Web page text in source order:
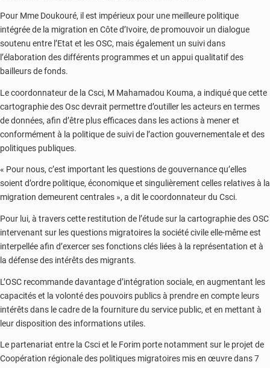
Pour Mme Doukouré, il est impérieux pour une meilleure politique
intégrée de la migration en Côte d’Ivoire, de promouvoir un dialogue
soutenu entre l’Etat et les OSC, mais également un suivi dans
l’élaboration des différents programmes et un appui qualitatif des
bailleurs de fonds.
Le coordonnateur de la Csci, M Mahamadou Kouma, a indiqué que cette
cartographie des Osc devrait permettre d’outiller les acteurs en termes
de données, afin d’être plus efficaces dans les actions à mener et
conformément à la politique de suivi de l’action gouvernementale et des
politiques publiques.
« Pour nous, c’est important les questions de gouvernance qu’elles
soient d’ordre politique, économique et singulièrement celles relatives à la
migration demeurent centrales », a dit le coordonnateur du Csci.
Pour lui, à travers cette restitution de l’étude sur la cartographie des OSC
intervenant sur les questions migratoires la société civile elle-même est
interpellée afin d’exercer ses fonctions clés liées à la représentation et à
la défense des intérêts des migrants.
L’OSC recommande davantage d’intégration sociale, en augmentant les
capacités et la volonté des pouvoirs publics à prendre en compte leurs
intérêts dans le cadre de la fourniture du service public, et en mettant à
leur disposition des informations utiles.
Le partenariat entre la Csci et le Forim porte notamment sur le projet de
Coopération régionale des politiques migratoires mis en œuvre dans 7